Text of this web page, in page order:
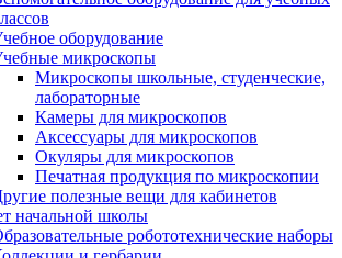
оборудование
микроскопы
Микроскопы школьные, студенческие,
лабораторные
Камеры для микроскопов
Аксессуары для микроскопов
Окуляры для микроскопов
Печатная продукция по микроскопии
полезные вещи для кабинетов
начальной школы
робототехнические наборы